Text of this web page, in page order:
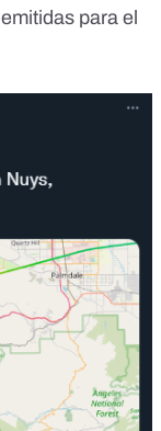
emitidas para el